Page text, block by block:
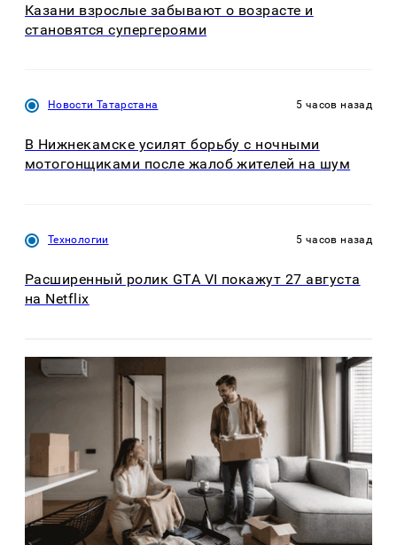
Казани взрослые забывают о возрасте и
становятся супергероями
Новости Татарстана 5 часов назад
В Нижнекамске усилят борьбу с ночными
мотогонщиками после жалоб жителей на шум
Технологии 5 часов назад
Расширенный ролик GTA VI покажут 27 августа
на Netflix